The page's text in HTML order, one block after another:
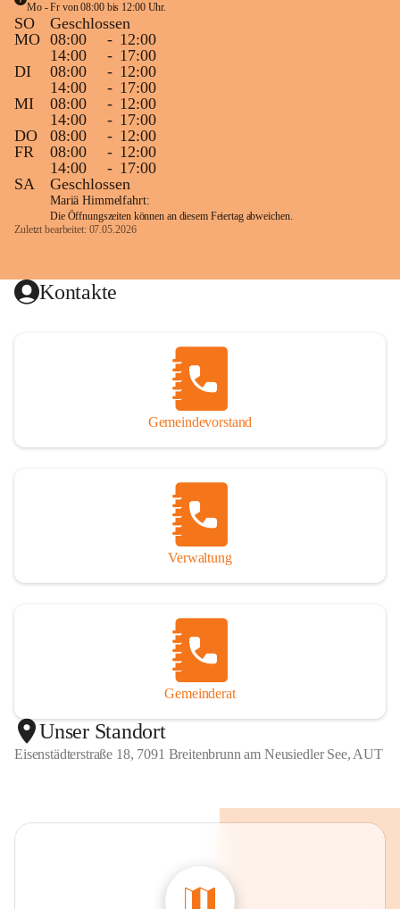
Mo - Fr von 08:00 bis 12:00 Uhr.
SO
Geschlossen
MO 08:00 - 12:00
14:00
- 17:00
DI
08:00 - 12:00
14:00
- 17:00
MI
08:00 - 12:00
14:00
- 17:00
DO
08:00 - 12:00
FR
08:00 - 12:00
14:00
- 17:00
SA
Geschlossen
Mariä Himmelfahrt:
Die Öffnungszeiten können an diesem Feiertag abweichen.
Zuletzt bearbeitet: 07.05.2026
Kontakte
Gemeindevorstand
Verwaltung
Gemeinderat
Unser Standort
Eisenstädterstraße 18, 7091 Breitenbrunn am Neusiedler See, AUT